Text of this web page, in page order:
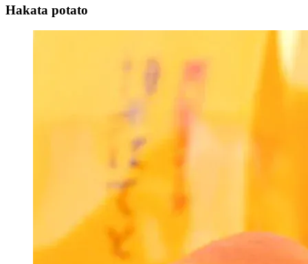
Hakata potato